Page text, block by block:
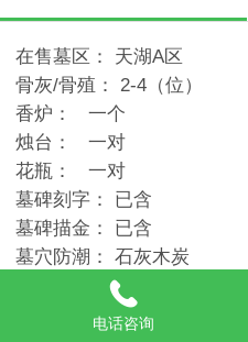
在售墓区： 天湖A区
骨灰/骨殖： 2-4（位）
香炉： 一个
烛台： 一对
花瓶： 一对
墓碑刻字： 已含
墓碑描金： 已含
墓穴防潮： 石灰木炭
刻花刻福： 有
墓联刻字： 无
电话咨询